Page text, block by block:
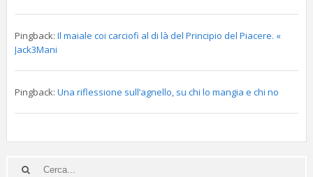
Pingback: Il maiale coi carciofi al di là del Principio del Piacere. «
Jack3Mani
Pingback: Una riflessione sull’agnello, su chi lo mangia e chi no